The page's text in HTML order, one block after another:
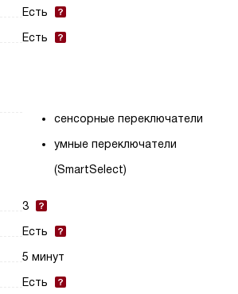
Есть
Есть
сенсорные переключатели
умные переключатели
(SmartSelect)
3
Есть
5 минут
Есть